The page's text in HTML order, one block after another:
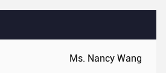
Ms. Nancy Wang